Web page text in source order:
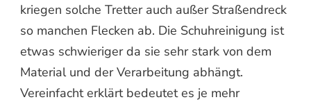
kriegen solche Tretter auch außer Straßendreck
so manchen Flecken ab. Die Schuhreinigung ist
etwas schwieriger da sie sehr stark von dem
Material und der Verarbeitung abhängt.
Vereinfacht erklärt bedeutet es je mehr